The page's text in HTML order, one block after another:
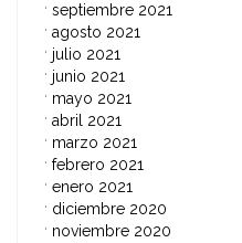
septiembre 2021
agosto 2021
julio 2021
junio 2021
mayo 2021
abril 2021
marzo 2021
febrero 2021
enero 2021
diciembre 2020
noviembre 2020